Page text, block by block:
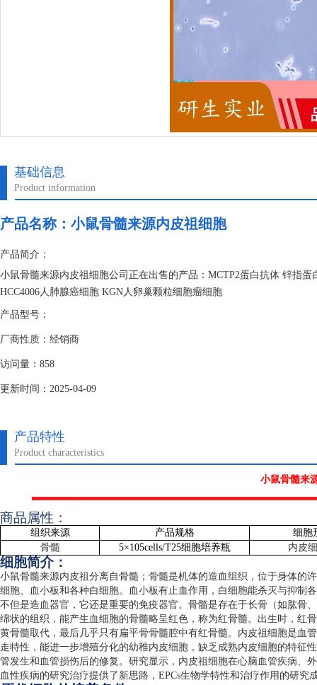
基础信息
Product information
产品名称： 小鼠骨髓来源内皮祖细胞
产品简介：
小鼠骨髓来源内皮祖细胞公司正在出售的产品：MCTP2蛋白抗体 锌指
HCC4006人肺腺癌细胞 KGN人卵巢颗粒细胞瘤细胞
产品型号：
厂商性质：经销商
访问量：858
更新时间：2025-04-09
产品特性
Product characteristics
小鼠骨髓来
商品属性：
组织来源 产品规格
细胞
骨髓
5×105cells/T25细胞培养瓶 内皮
细胞简介：
小鼠骨髓来源内皮祖分离自骨髓；骨髓是机体的造血组织，位于身体的
细胞、血小板和各种白细胞。血小板有止血作用，白细胞能杀灭与抑制
不但是造血器官，它还是重要的免疫器官。骨髓是存在于长骨（如肱骨
绵状的组织，能产生血细胞的骨髓略呈红色，称为红骨髓。出生时，红
黄骨髓取代，最后几乎只有扁平骨骨髓腔中有红骨髓。内皮祖细胞是血
走特性，能进一步增殖分化的幼稚内皮细胞，缺乏成熟内皮细胞的特征
管发生和血管损伤后的修复。研究显示，内皮祖细胞在心脑血管疾病、
血性疾病的研究治疗提供了新思路， EPCs生物学特性和治疗作用的研究